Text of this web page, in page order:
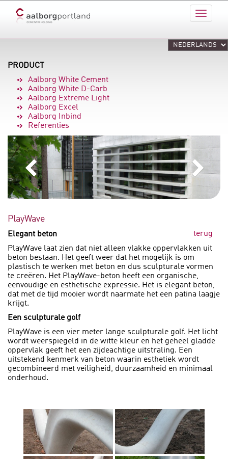
PRODUCT
Aalborg White Cement
Aalborg White D-Carb
Aalborg Extreme Light
Aalborg Excel
Aalborg Inbind
Referenties
PlayWave
terug
Elegant beton
PlayWave laat zien dat niet alleen vlakke oppervlakken uit
beton bestaan. Het geeft weer dat het mogelijk is om
plastisch te werken met beton en dus sculpturale vormen
te creëren. Het PlayWave-beton heeft een organische,
eenvoudige en esthetische expressie. Het is elegant beton,
dat met de tijd mooier wordt naarmate het een patina laagje
krijgt.
Een sculpturale golf
PlayWave is een vier meter lange sculpturale golf. Het licht
wordt weerspiegeld in de witte kleur en het geheel gladde
oppervlak geeft het een zijdeachtige uitstraling. Een
uitstekend kenmerk van beton waarin esthetiek wordt
gecombineerd met veiligheid, duurzaamheid en minimaal
onderhoud.